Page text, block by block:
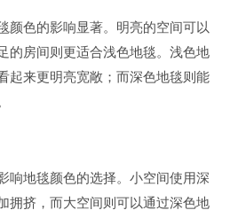
颜色的影响显著。明亮的空间可以
的房间则更适合浅色地毯。浅色地
起来更明亮宽敞；而深色地毯则能
响地毯颜色的选择。小空间使用深
拥挤，而大空间则可以通过深色地